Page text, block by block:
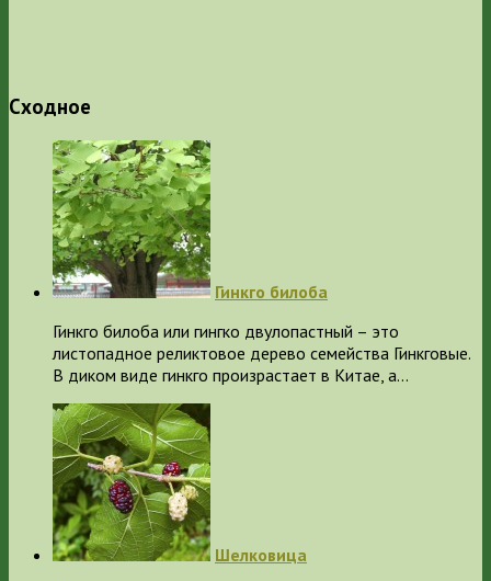
Сходное
Гинкго билоба
Гинкго билоба или гингко двулопастный – это
листопадное реликтовое дерево семейства Гинкговые.
В диком виде гинкго произрастает в Китае, а…
Шелковица